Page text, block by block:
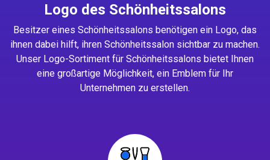
Logo des Schönheitssalons
Besitzer eines Schönheitssalons benötigen ein Logo, das
ihnen dabei hilft, ihren Schönheitssalon sichtbar zu machen.
Unser Logo-Sortiment für Schönheitssalons bietet Ihnen
eine großartige Möglichkeit, ein Emblem für Ihr
Unternehmen zu erstellen.